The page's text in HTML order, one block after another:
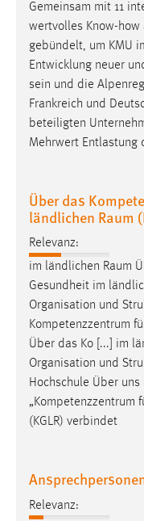
Gemeinsam mit 11
wertvolles Know-how
gebündelt, um KMU
Entwicklung neuer
sein und die
Frankreich und
beteiligten
Mehrwert Entlastung
Über das
ländlichen Raum
Relevanz:
im ländlichen Raum
Gesundheit im
Organisation und
Kompetenzzentrum
Über das Ko [...] im
Organisation und
Hochschule Über
„Kompetenzzentrum
(KGLR) verbindet
Relevanz: